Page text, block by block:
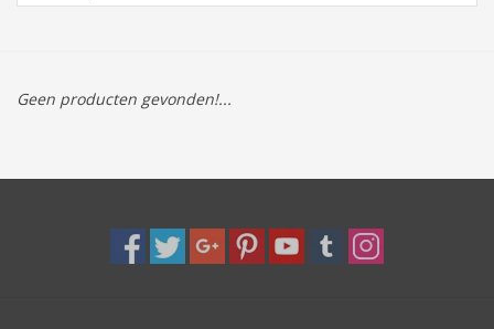
Tassen/Portemonnee
Boeken
Geen producten gevonden!...